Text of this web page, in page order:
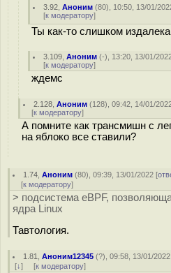
3.92 ,Аноним (80), 10:50, 13/01/
[к модератору]
Ты как-то слишком
3.109 ,Аноним (-), 13:20, 13/01/
[к модератору]
ждемс
2.128 ,Аноним (128), 09:42, 14/01/
[к модератору]
А помните как трансмишн с
на яблоко все ставили?
1.74 ,Аноним (80), 09:39, 13/01/2022 [
[к модератору]
> подсистема eBPF,
ядра Linux
Тавтология.
1.81 ,Аноним12345 (?), 09:58, 13/01/
[↓] [к модератору]